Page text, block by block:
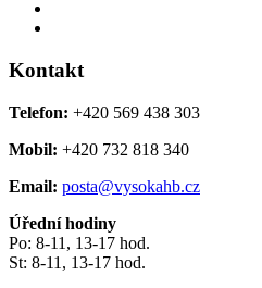
Kontakt
Telefon: +420 569 438 303
Mobil: +420 732 818 340
Email: posta@vysokahb.cz
Úřední hodiny
Po: 8-11, 13-17 hod.
St: 8-11, 13-17 hod.